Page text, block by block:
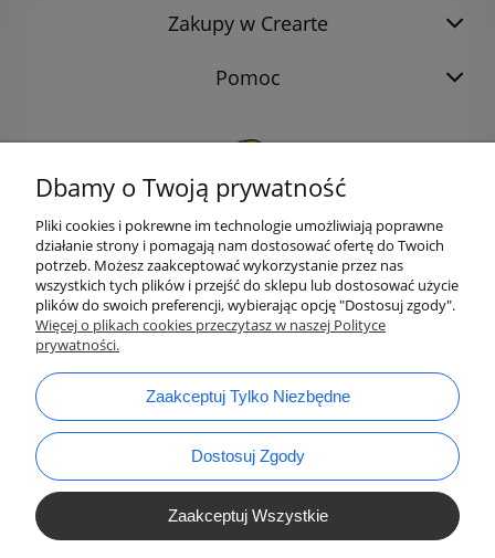
Zakupy w Crearte
Pomoc
email:bok@ArtykulyDlaPlastykow.pl
Dbamy o Twoją prywatność
Pliki cookies i pokrewne im technologie umożliwiają poprawne
działanie strony i pomagają nam dostosować ofertę do Twoich
potrzeb. Możesz zaakceptować wykorzystanie przez nas
wszystkich tych plików i przejść do sklepu lub dostosować użycie
plików do swoich preferencji, wybierając opcję "Dostosuj zgody".
Więcej o plikach cookies przeczytasz w naszej Polityce
prywatności.
Zaakceptuj Tylko Niezbędne
Dostosuj Zgody
Zaakceptuj Wszystkie